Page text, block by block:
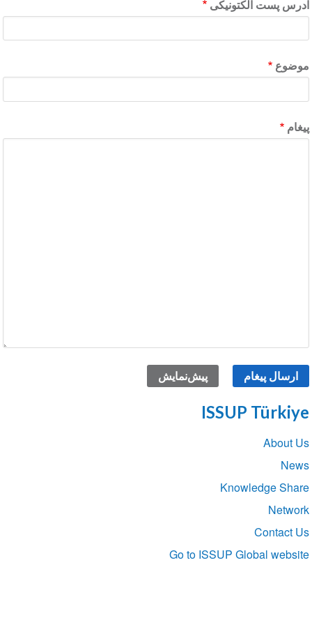
آدرس پست الکتونیکی
موضوع
پیغام
ISSUP Türkiye
Section
navigation
About Us
News
Knowledge Share
Network
Contact Us
Go to ISSUP Global website